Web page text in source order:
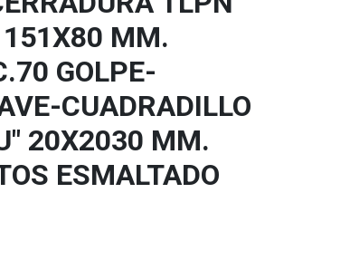
MM.
GOLPE-
CUADRADILLO
20X2030 MM.
ESMALTADO